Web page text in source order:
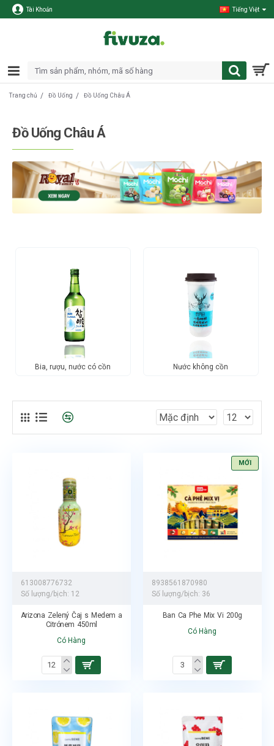
Tài Khoản Tiếng Việt
Trang chủ Đồ Uống Đồ Uống Châu Á
Đồ Uống Châu Á
Bia, rượu, nước có cồn Nước không cồn
613008776732
Số lượng/bịch: 12
Arizona Zelený Čaj s Medem a
Citrónem 450ml
Có Hàng
MỚI
8938561870980
Số lượng/bịch: 36
Ban Ca Phe Mix Vi 200g
Có Hàng